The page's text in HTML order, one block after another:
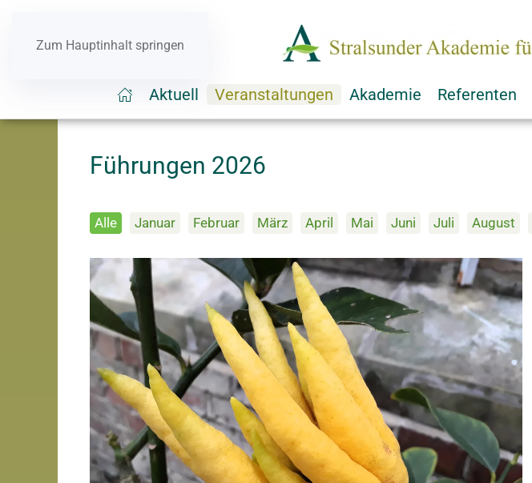
Zum Hauptinhalt springen
Aktuell Veranstaltungen Akademie Referenten
Führungen 2026
Alle Januar Februar März April Mai Juni Juli August